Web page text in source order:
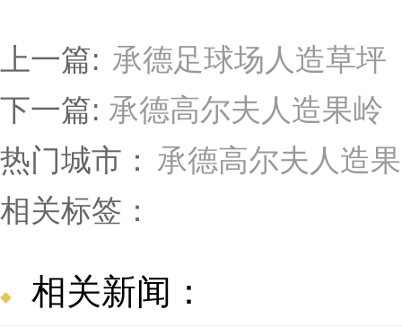
上一篇: 承德足球场人造草坪
下一篇: 承德高尔夫人造果岭
热门城市： 承德高尔夫人造
相关标签：
相关新闻：